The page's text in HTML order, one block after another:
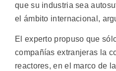
que su industria sea
el ámbito internacional,
El experto propuso que
compañías extranjeras la
reactores, en el marco de